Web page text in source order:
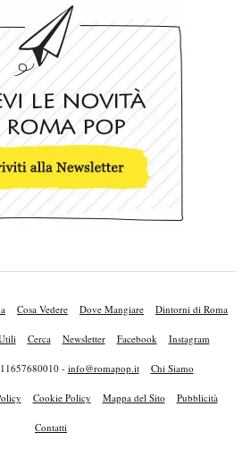
Cosa Vedere Dove Mangiare Dintorni di Roma
Cerca Newsletter Facebook Instagram
- info@romapop.it Chi Siamo
Cookie Policy Mappa del Sito Pubblicità
Contatti